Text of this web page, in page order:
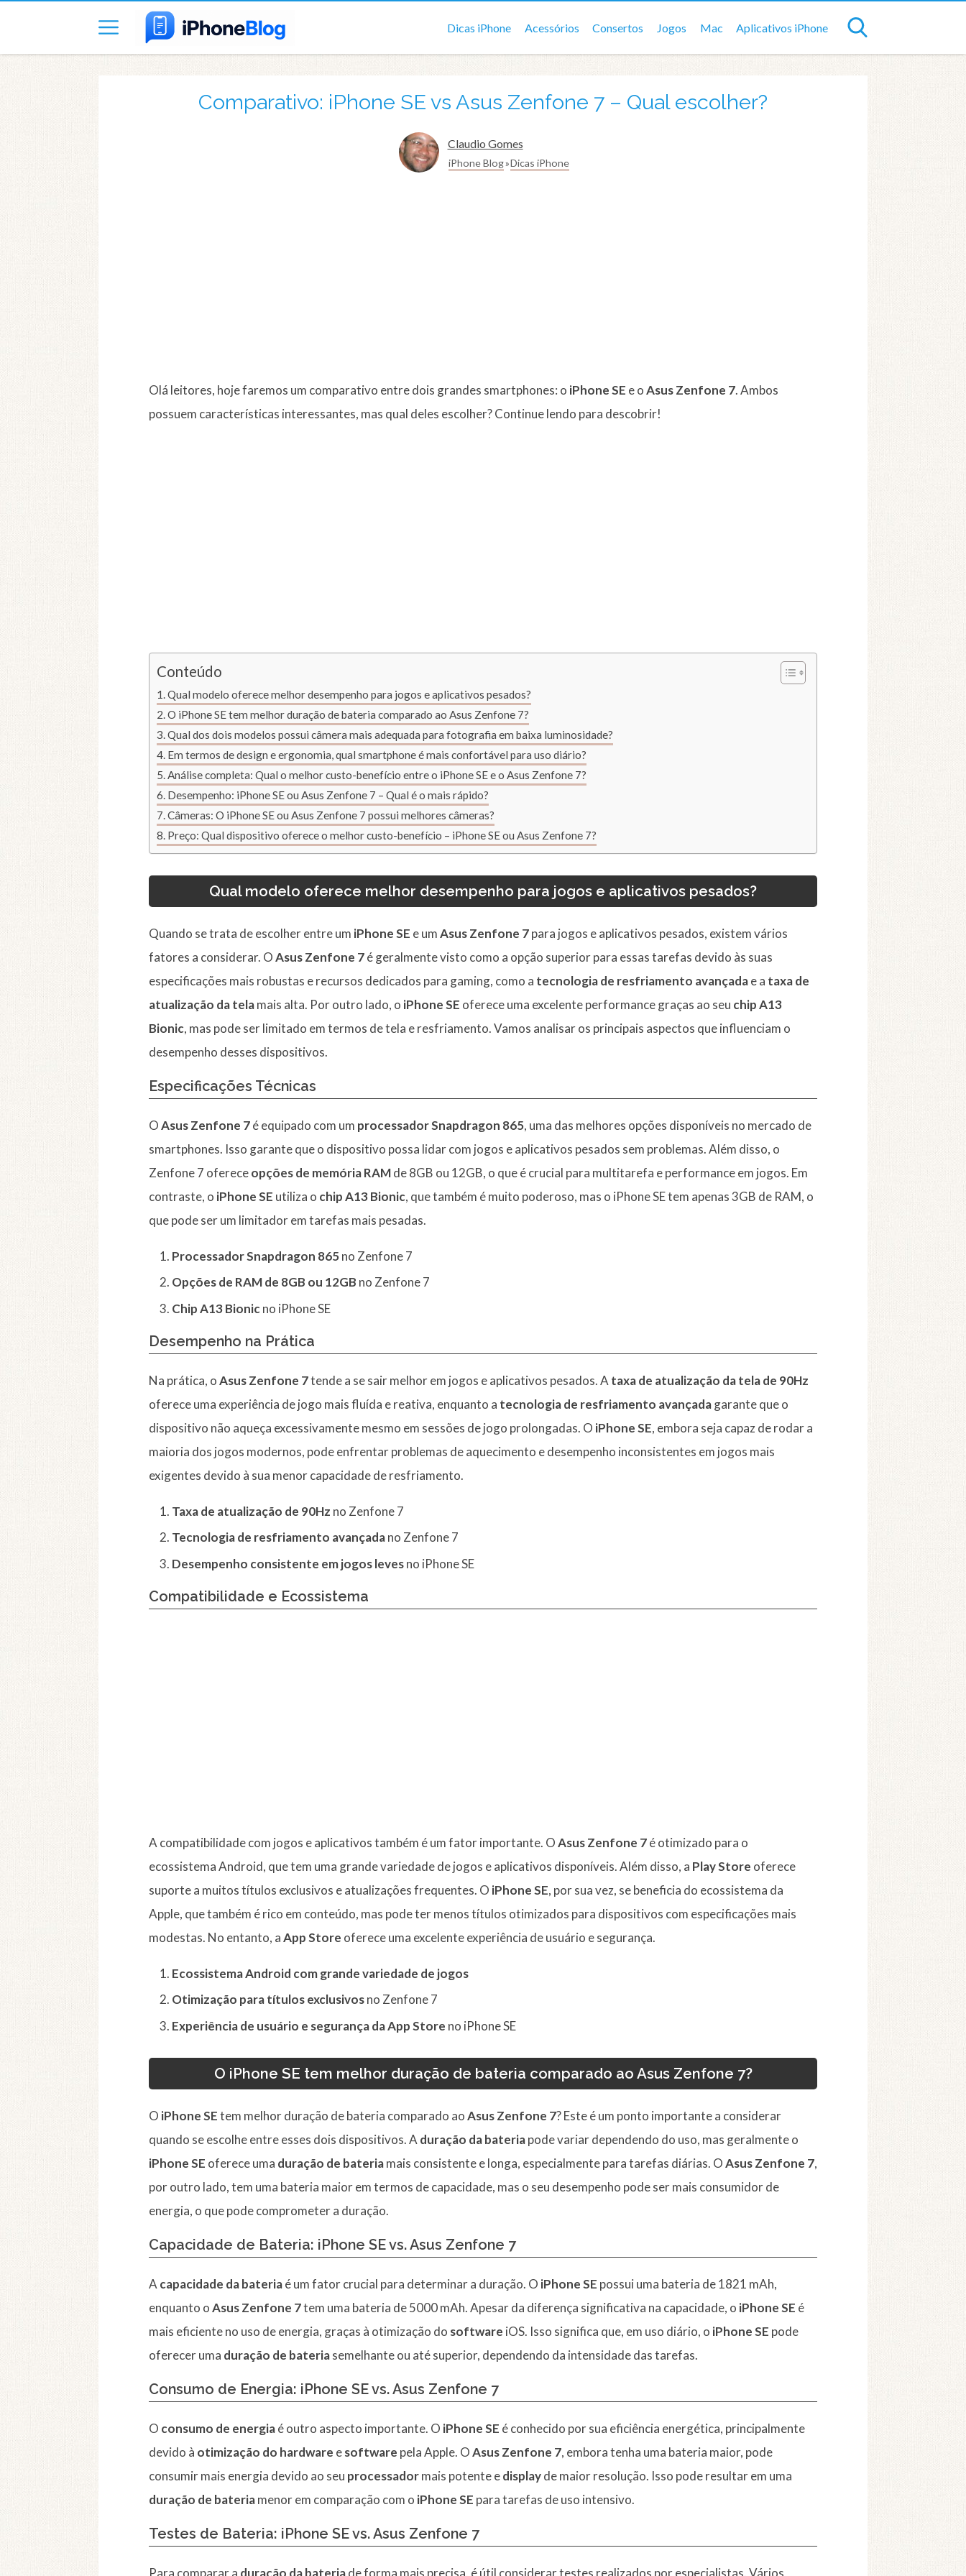
Dicas iPhone Acessórios Consertos Jogos Mac Aplicativos iPhone
Comparativo: iPhone SE vs Asus Zenfone 7 – Qual escolher?
Claudio Gomes
iPhone Blog Dicas iPhone
Olá leitores, hoje faremos um comparativo entre dois grandes smartphones: o iPhone SE e oAsus Zenfone 7. Ambos
possuem características interessantes, mas qual deles escolher? Continue lendo para descobrir!
Conteúdo
Qual modelo oferece melhor desempenho para jogos e aplicativos pesados?
O iPhone SE tem melhor duração de bateria comparado ao Asus Zenfone 7?
Qual dos dois modelos possui câmera mais adequada para fotografia em baixa luminosidade?
Em termos de design e ergonomia, qual smartphone é mais confortável para uso diário?
Análise completa: Qual o melhor custo-benefício entre o iPhone SE e o Asus Zenfone 7?
Desempenho: iPhone SE ou Asus Zenfone 7 – Qual é o mais rápido?
Câmeras: O iPhone SE ou Asus Zenfone 7 possui melhores câmeras?
Preço: Qual dispositivo oferece o melhor custo-benefício – iPhone SE ou Asus Zenfone 7?
Qual modelo oferece melhor desempenho para jogos e aplicativos pesados?
Quando se trata de escolher entre um iPhone SE e umAsus Zenfone 7para jogos e aplicativos pesados, existem vários
fatores a considerar. OAsus Zenfone 7é geralmente visto como a opção superior para essas tarefas devido às suas
especificações mais robustas e recursos dedicados para gaming, como a tecnologia de resfriamento avançadae a taxa de
atualização da telamais alta. Por outro lado, o iPhone SE oferece uma excelente performance graças ao seu chip A13
Bionic, mas pode ser limitado em termos de tela e resfriamento. Vamos analisar os principais aspectos que influenciam o
desempenho desses dispositivos.
Especificações Técnicas
OAsus Zenfone 7é equipado com um processador Snapdragon 865, uma das melhores opções disponíveis no mercado de
smartphones. Isso garante que o dispositivo possa lidar com jogos e aplicativos pesados sem problemas. Além disso, o
Zenfone 7 ofereceopções de memória RAMde 8GB ou 12GB, o que é crucial para multitarefa e performance em jogos. Em
contraste, o iPhone SE utiliza o chip A13 Bionic, que também é muito poderoso, mas o iPhone SE tem apenas 3GB de RAM, o
que pode ser um limitador em tarefas mais pesadas.
Processador Snapdragon 865no Zenfone 7
Opções de RAM de 8GB ou 12GB no Zenfone 7
Chip A13 Bionicno iPhone SE
Desempenho na Prática
Na prática, oAsus Zenfone 7tende a se sair melhor em jogos e aplicativos pesados. A taxa de atualização da tela de 90Hz
oferece uma experiência de jogo mais fluída e reativa, enquanto a tecnologia de resfriamento avançadagarante que o
dispositivo não aqueça excessivamente mesmo em sessões de jogo prolongadas. O iPhone SE, embora seja capaz de rodar a
maioria dos jogos modernos, pode enfrentar problemas de aquecimento e desempenho inconsistentes em jogos mais
exigentes devido à sua menor capacidade de resfriamento.
Taxa de atualização de 90Hz no Zenfone 7
Tecnologia de resfriamento avançadano Zenfone 7
Desempenho consistente em jogos levesno iPhone SE
Compatibilidade e Ecossistema
A compatibilidade com jogos e aplicativos também é um fator importante. OAsus Zenfone 7é otimizado para o
ecossistema Android, que tem uma grande variedade de jogos e aplicativos disponíveis. Além disso, a Play Store oferece
suporte a muitos títulos exclusivos e atualizações frequentes. O iPhone SE, por sua vez, se beneficia do ecossistema da
Apple, que também é rico em conteúdo, mas pode ter menos títulos otimizados para dispositivos com especificações mais
modestas. No entanto, aApp Store oferece uma excelente experiência de usuário e segurança.
Ecossistema Android com grande variedade de jogos
Otimização para títulos exclusivosno Zenfone 7
Experiência de usuário e segurança da App Store no iPhone SE
O iPhone SE tem melhor duração de bateria comparado ao Asus Zenfone 7?
O iPhone SEtem melhor duração de bateria comparado aoAsus Zenfone 7? Este é um ponto importante a considerar
quando se escolhe entre esses dois dispositivos. A duração da bateriapode variar dependendo do uso, mas geralmente o
iPhone SE oferece uma duração de bateriamais consistente e longa, especialmente para tarefas diárias. OAsus Zenfone 7,
por outro lado, tem uma bateria maior em termos de capacidade, mas o seu desempenho pode ser mais consumidor de
energia, o que pode comprometer a duração.
Capacidade de Bateria: iPhone SE vs. Asus Zenfone 7
A capacidade da bateriaé um fator crucial para determinar a duração. O iPhone SE possui uma bateria de 1821 mAh,
enquanto oAsus Zenfone 7tem uma bateria de 5000 mAh. Apesar da diferença significativa na capacidade, o iPhone SE é
mais eficiente no uso de energia, graças à otimização do software iOS. Isso significa que, em uso diário, o iPhone SE pode
oferecer uma duração de bateriasemelhante ou até superior, dependendo da intensidade das tarefas.
Consumo de Energia: iPhone SE vs. Asus Zenfone 7
O consumo de energiaé outro aspecto importante. O iPhone SE é conhecido por sua eficiência energética, principalmente
devido à otimização do hardware esoftware pela Apple. OAsus Zenfone 7, embora tenha uma bateria maior, pode
consumir mais energia devido ao seu processadormais potente edisplayde maior resolução. Isso pode resultar em uma
duração de bateriamenor em comparação com o iPhone SE para tarefas de uso intensivo.
Testes de Bateria: iPhone SE vs. Asus Zenfone 7
Para comparar a duração da bateriade forma mais precisa, é útil considerar testes realizados por especialistas. Vários